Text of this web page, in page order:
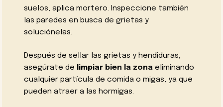
suelos, aplica mortero. Inspeccione también
las paredes en busca de grietas y
soluciónelas.
Después de sellar las grietas y hendiduras,
asegúrate de
limpiar bien la zona eliminando
cualquier partícula de comida o migas, ya que
pueden atraer a las hormigas.